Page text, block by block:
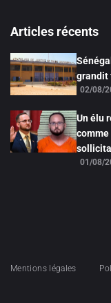
Articles récents
grandit
02/08/
Un élu
01/08/
Mentions légales